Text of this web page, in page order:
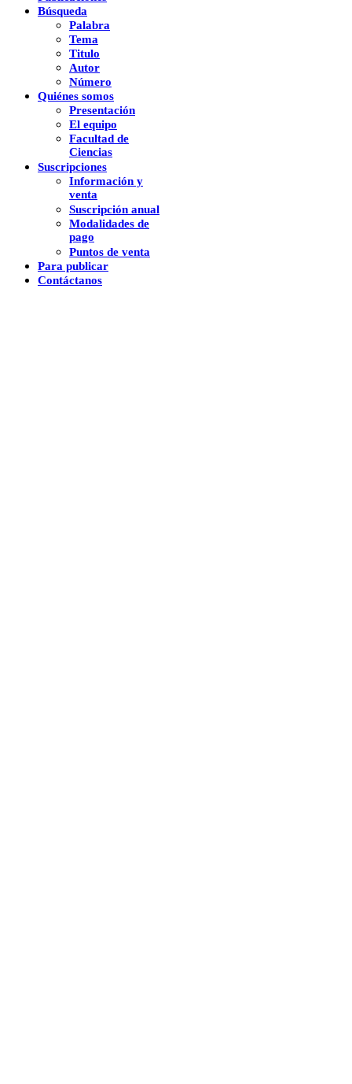
Búsqueda
Palabra
Tema
Titulo
Autor
Número
Quiénes somos
Presentación
El equipo
Facultad de
Ciencias
Suscripciones
Información y
venta
Suscripción anual
Modalidades de
pago
Puntos de venta
Para publicar
Contáctanos